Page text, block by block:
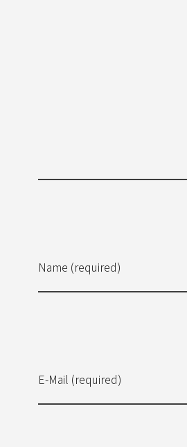
Name (required)
E-Mail (required)